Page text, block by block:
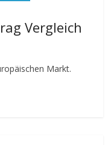
Vergleich
Markt.